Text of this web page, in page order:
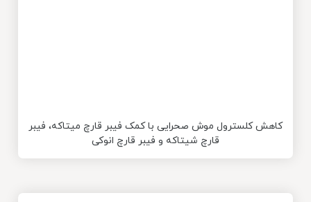
کاهش کلسترول موش صحرایی با کمک فیبر قارچ میتاکه، فیبر
قارچ شیتاکه و فیبر قارچ انوکی